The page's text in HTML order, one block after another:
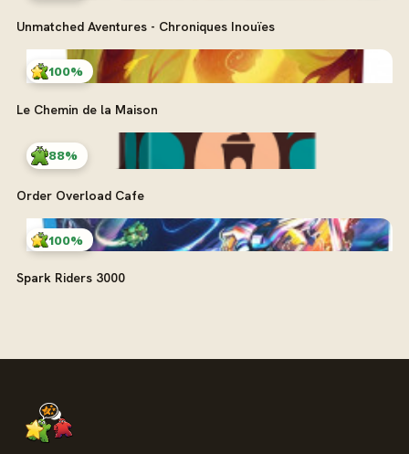
Unmatched Aventures - Chroniques Inouïes
100%
Le Chemin de la Maison
88%
Order Overload Cafe
100%
Spark Riders 3000